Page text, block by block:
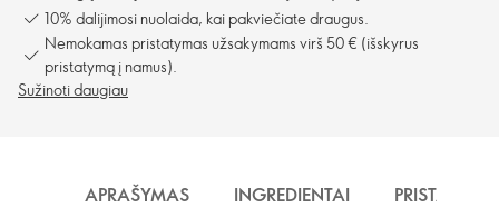
10% dalijimosi nuolaida, kai pakviečiate draugus.
Nemokamas pristatymas užsakymams virš 50 € (išskyrus
pristatymą į namus).
Sužinoti daugiau
APRAŠYMAS INGREDIENTAI